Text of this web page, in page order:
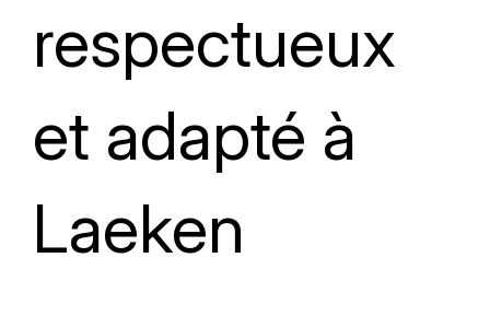
respectueux
et adapté à
Laeken